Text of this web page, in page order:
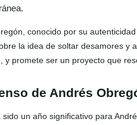
conocido por su
la idea de soltar desamores y
y promete ser un proyecto que
de Andrés
sido un año significativo para